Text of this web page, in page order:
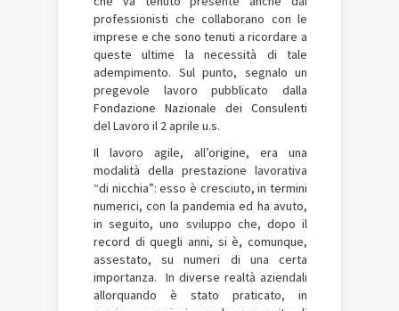
professionisti che collaborano con le
imprese e che sono tenuti a ricordare a
queste ultime la necessità di tale
adempimento. Sul punto, segnalo un
pregevole lavoro pubblicato dalla
Fondazione Nazionale dei Consulenti
del Lavoro il 2 aprile u.s.
Il lavoro agile, all’origine, era una
modalità della prestazione lavorativa
“di nicchia”: esso è cresciuto, in termini
numerici, con la pandemia ed ha avuto,
in seguito, uno sviluppo che, dopo il
record di quegli anni, si è, comunque,
assestato, su numeri di una certa
importanza. In diverse realtà aziendali
allorquando è stato praticato, in